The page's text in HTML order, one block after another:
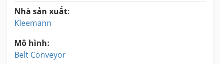
Nhà sản xuất:
Kleemann
Mô hình:
Belt Conveyor